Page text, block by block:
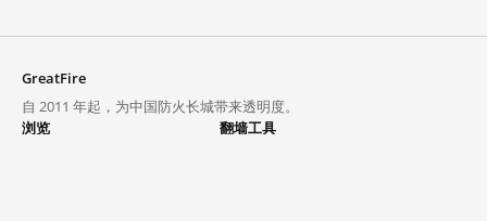
GreatFire
自 2011 年起，为中国防火长城带来透明度。
浏览
翻墙工具